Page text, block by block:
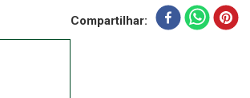
Compartilhar